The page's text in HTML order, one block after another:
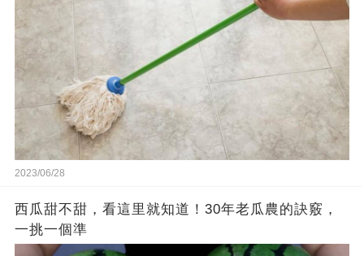
2023/06/28
西瓜甜不甜，看這里就知道！30年老瓜農的訣竅，
一挑一個準